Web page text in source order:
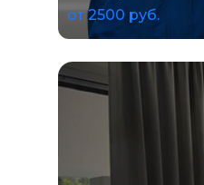
от 2500 руб.